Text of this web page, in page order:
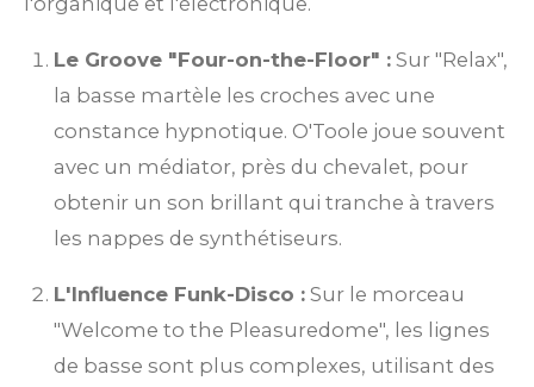
Le Groove "Four-on-the-Floor" : Sur "Relax",
la basse martèle les croches avec une
constance hypnotique. O'Toole joue souvent
avec un médiator, près du chevalet, pour
obtenir un son brillant qui tranche à travers
les nappes de synthétiseurs.
L'Influence Funk-Disco : Sur le morceau
"Welcome to the Pleasuredome", les lignes
de basse sont plus complexes, utilisant des